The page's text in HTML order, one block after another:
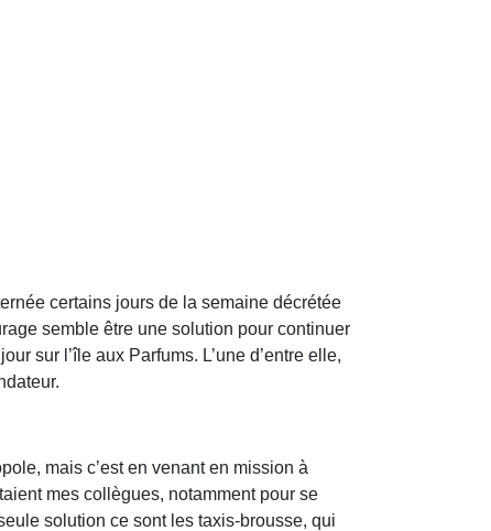
certains jours de la semaine décrétée
semble être une solution pour continuer
sur l’île aux Parfums. L’une d’entre elle,
mais c’est en venant en mission à
mes collègues, notamment pour se
solution ce sont les taxis-brousse, qui